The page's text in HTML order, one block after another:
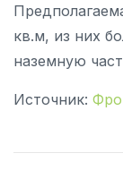
кв.м, из них
наземную
Источник: